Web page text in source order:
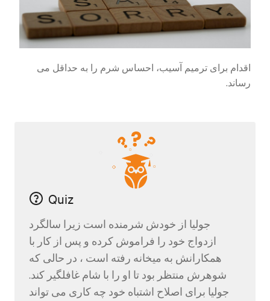
اقدام برای ترمیم آسیب، احساس شرم را به حداقل می
رساند.
Quiz
جولیا از خودش شرمنده است زیرا سالگرد
ازدواج خود را فراموش کرده و پس از کار با
همکارانش به میخانه رفته است ، در حالی که
شوهرش منتظر بود تا او را با شام غافلگیر کند.
جولیا برای اصلاح اشتباه خود چه کاری می تواند